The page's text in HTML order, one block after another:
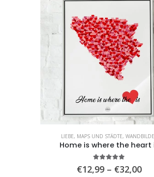
LIEBE, MAPS UND STÄDTE,
Home is where the heart
€12,99 – €32,00